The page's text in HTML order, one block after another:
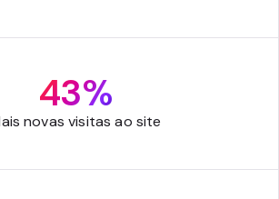
43%
novas visitas ao site